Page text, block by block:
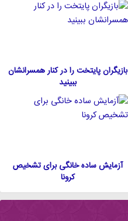
بازیگران پایتخت را در کنار همسرانشان
ببینید
آزمایش ساده خانگی برای تشخیص
کرونا